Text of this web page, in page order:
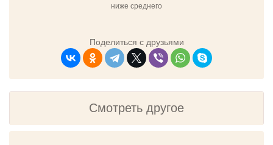
ниже среднего
Поделиться с друзьями
Смотреть другое